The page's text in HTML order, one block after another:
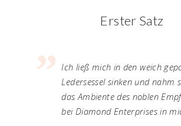
Erster Satz
Ich ließ mich in den weich
Ledersessel sinken und nahm
das Ambiente des noblen
bei Diamond Enterprises in